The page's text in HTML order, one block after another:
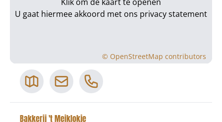
U gaat hiermee akkoord met ons privacy statement
© OpenStreetMap contributors
Bakkerij 't Meiklokje